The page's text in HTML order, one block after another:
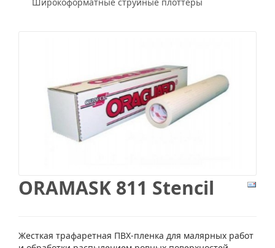
ORAMASK 811 Stencil
Жесткая трафаретная ПВХ-пленка для малярных работ